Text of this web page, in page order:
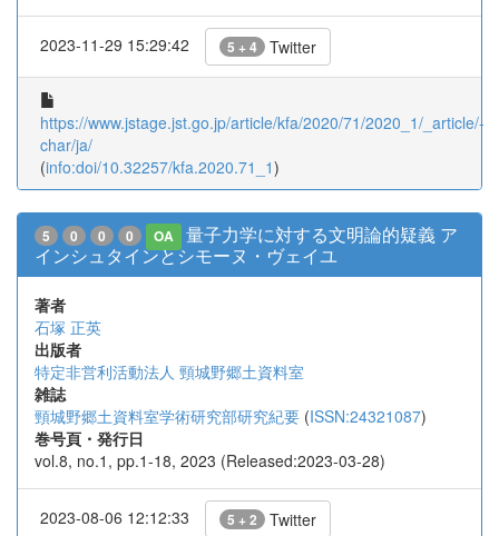
2023-11-29 15:29:42 5 + 4 Twitter
https://www.jstage.jst.go.jp/article/kfa/2020/71/2020_1/_article/-
char/ja/
(info:doi/10.32257/kfa.2020.71_1)
5 0 0 0 OA
量子力学に対する文明論的疑義 ア
インシュタインとシモーヌ・ヴェイユ
著者
石塚 正英
出版者
特定非営利活動法人 頸城野郷土資料室
雑誌
頸城野郷土資料室学術研究部研究紀要 (ISSN:24321087)
巻号頁・発行日
vol.8, no.1, pp.1-18, 2023 (Released:2023-03-28)
2023-08-06 12:12:33 5 + 2 Twitter